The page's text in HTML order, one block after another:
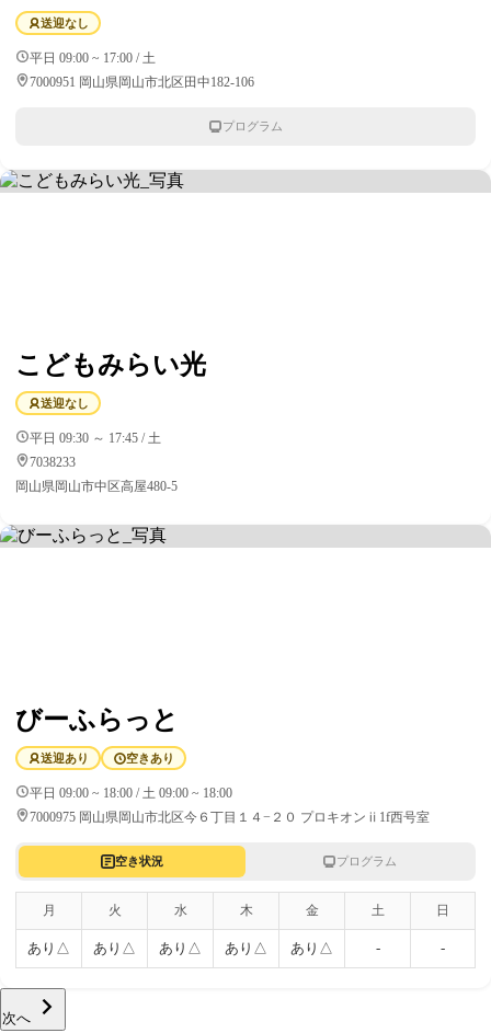
送迎なし
平日 09:00 ~ 17:00 / 土
7000951 岡山県岡山市北区田中182-106
プログラム
こどもみらい光
送迎なし
平日 09:30 ～ 17:45 / 土
7038233
岡山県岡山市中区高屋480‐5
びーふらっと
送迎あり 空きあり
平日 09:00 ~ 18:00 / 土 09:00 ~ 18:00
7000975 岡山県岡山市北区今６丁目１４−２０ プロキオンⅱ1f西号室
空き状況 プログラム
月 火 水 木 金 土 日
あり△ あり△ あり△ あり△ あり△ - -
次へ